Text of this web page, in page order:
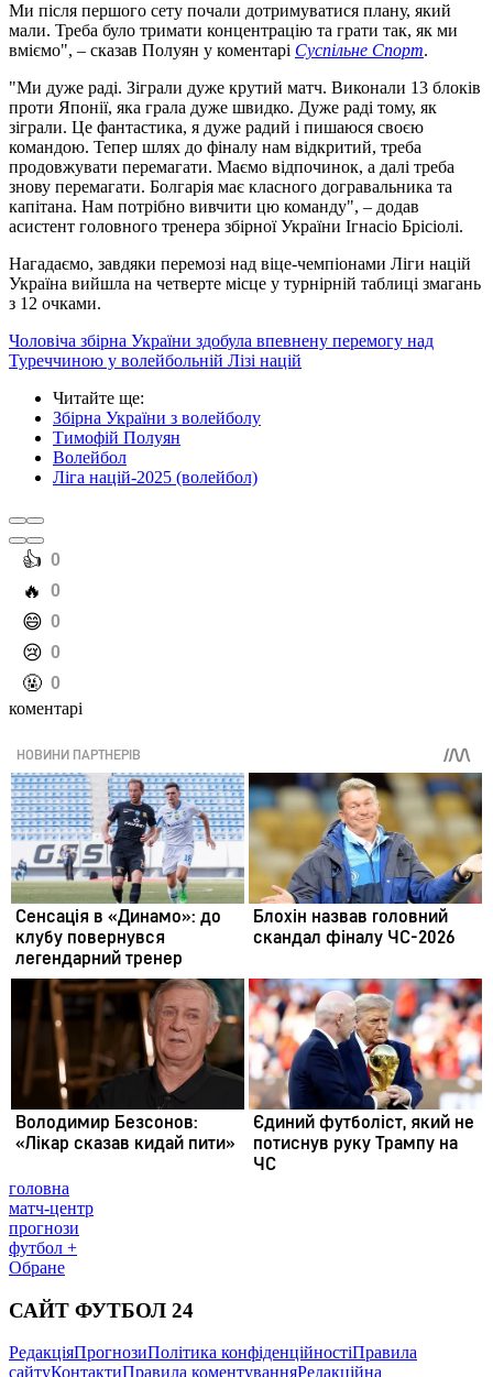
Ми після першого сету почали дотримуватися плану, який
мали. Треба було тримати концентрацію та грати так, як ми
вміємо", – сказав Полуян у коментарі Суспільне Спорт.
"Ми дуже раді. Зіграли дуже крутий матч. Виконали 13 блоків
проти Японії, яка грала дуже швидко. Дуже раді тому, як
зіграли. Це фантастика, я дуже радий і пишаюся своєю
командою. Тепер шлях до фіналу нам відкритий, треба
продовжувати перемагати. Маємо відпочинок, а далі треба
знову перемагати. Болгарія має класного догравальника та
капітана. Нам потрібно вивчити цю команду", – додав
асистент головного тренера збірної України Ігнасіо Брісіолі.
Нагадаємо, завдяки перемозі над віце-чемпіонами Ліги націй
Україна вийшла на четверте місце у турнірній таблиці змагань
з 12 очками.
Чоловіча збірна України здобула впевнену перемогу над
Туреччиною у волейбольній Лізі націй
Читайте ще:
Збірна України з волейболу
Тимофій Полуян
Волейбол
Ліга націй-2025 (волейбол)
️👍 0
️🔥 0
️😄 0
️😢 0
️🤬 0
коментарі
головна
матч-центр
прогнози
футбол +
Обране
САЙТ ФУТБОЛ 24
РедакціяПрогнозиПолітика конфіденційностіПравила
сайтуКонтактиПравила коментуванняРедакційна